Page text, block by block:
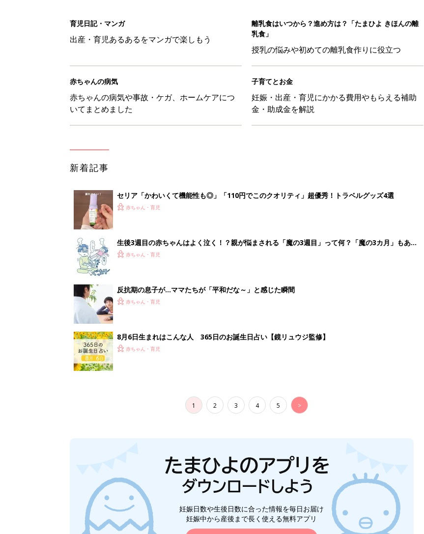
セリア「かわいくて機能性も◎」「110円でこのクオリティ」超優秀！トラベルグッズ4選
赤ちゃん・育児
生後3週目の赤ちゃんはよく泣く！？親が悩まされる「魔の3週目」って何？「魔の3カ月」もある
赤ちゃん・育児
反抗期の息子が...ママたちが「平和だな～」と感じた瞬間
1 2 3 4 5 >